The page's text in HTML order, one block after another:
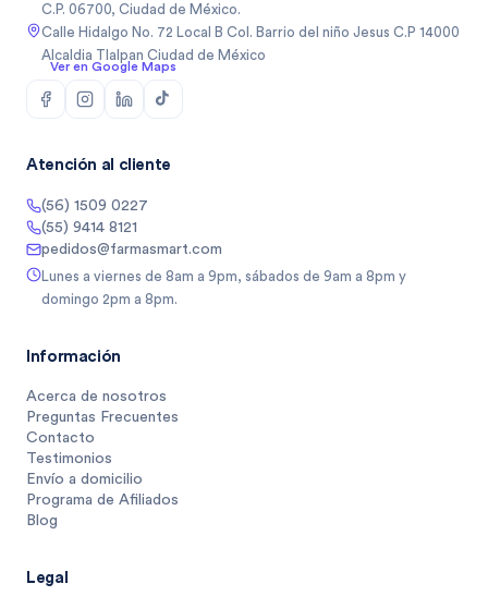
C.P. 06700, Ciudad de México.
Calle Hidalgo No. 72 Local B Col. Barrio del niño Jesus C.P 14000
Alcaldia Tlalpan Ciudad de México
Ver en Google Maps
Atención al cliente
(56) 1509 0227
(55) 9414 8121
pedidos@farmasmart.com
Lunes a viernes de 8am a 9pm, sábados de 9am a 8pm y
domingo 2pm a 8pm.
Información
Acerca de nosotros
Preguntas Frecuentes
Contacto
Testimonios
Envío a domicilio
Programa de Afiliados
Blog
Legal